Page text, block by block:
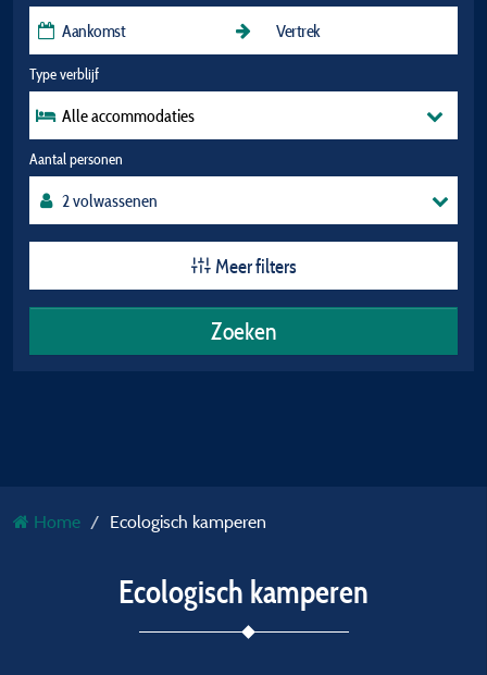
Type verblijf
Alle accommodaties
Aantal personen
Zoeken
Meer filters
Home Ecologisch kamperen
Ecologisch kamperen